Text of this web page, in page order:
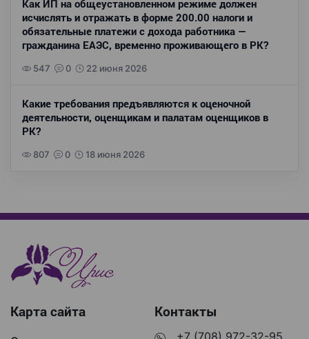
Как ИП на общеустановленном режиме должен
исчислять и отражать в форме 200.00 налоги и
обязательные платежи с дохода работника —
гражданина ЕАЭС, временно проживающего в РК?
547 0 22 июня 2026
Какие требования предъявляются к оценочной
деятельности, оценщикам и палатам оценщиков в
РК?
807 0 18 июня 2026
Карта сайта Контакты